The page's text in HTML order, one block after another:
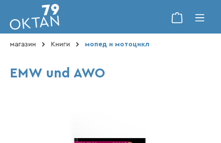
магазин Книги мопед и мотоцикл
EMW und AWO